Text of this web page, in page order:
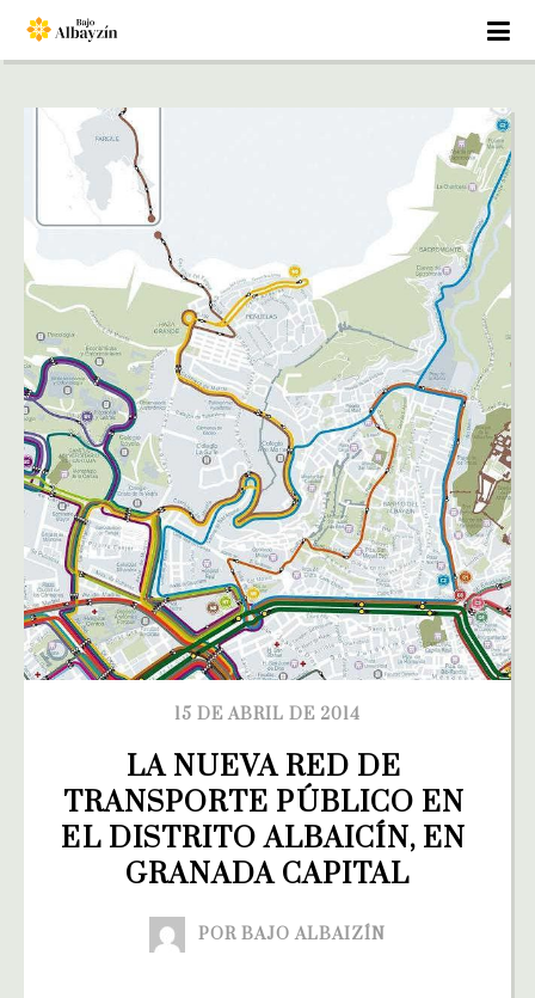
15 DE ABRIL DE 2014
LA NUEVA RED DE
TRANSPORTE PÚBLICO EN
EL DISTRITO ALBAICÍN, EN
GRANADA CAPITAL
POR BAJO ALBAIZÍN